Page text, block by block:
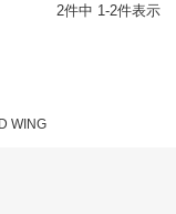
2件中 1 -2件表示
WING